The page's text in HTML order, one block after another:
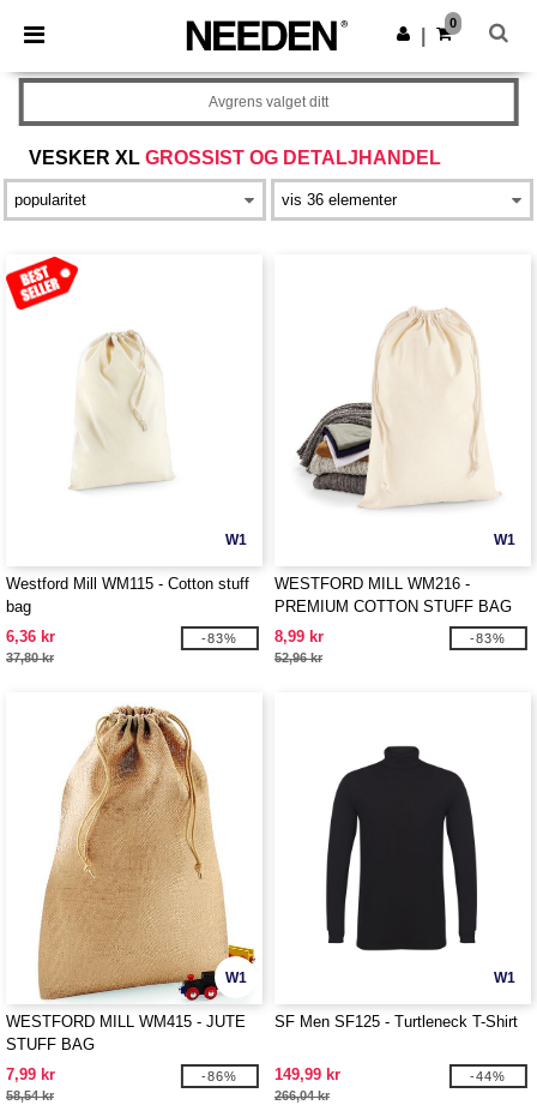
× Needen-app
Bedre priser i appen!
Last ned app
0
VESKER XL GROSSIST OG DETALJHANDEL
Avgrens valget ditt
W1
Westford Mill WM115 - Cotton stuff
bag
6,36 kr
37,80 kr
-83%
W1
WESTFORD MILL WM216 -
PREMIUM COTTON STUFF BAG
8,99 kr
52,96 kr
-83%
W1
WESTFORD MILL WM415 - JUTE
STUFF BAG
7,99 kr
58,54 kr
-86%
W1
SF Men SF125 - Turtleneck T-Shirt
149,99 kr
266,04 kr
-44%